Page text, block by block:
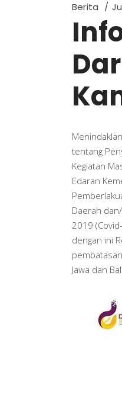
Berita
tentang
Kegiatan
Edaran
Daerah
2019
dengan ini
Jawa dan